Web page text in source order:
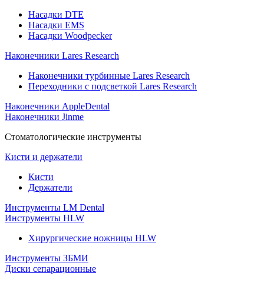
Насадки DTE
Насадки EMS
Насадки Woodpecker
Наконечники Lares Research
Наконечники турбинные Lares Research
Переходники с подсветкой Lares Research
Наконечники AppleDental
Наконечники Jinme
Стоматологические инструменты
Кисти и держатели
Кисти
Держатели
Инструменты LM Dental
Инструменты HLW
Хирургические ножницы HLW
Инструменты ЗБМИ
Диски сепарационные